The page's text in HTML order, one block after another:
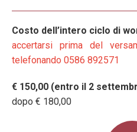
Costo dell’intero ciclo di
accertarsi prima del
telefonando 0586 892571
€ 150,00 (entro il 2
dopo € 180,00